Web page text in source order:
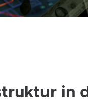
in